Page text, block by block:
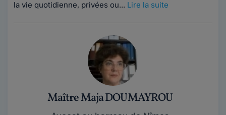
la vie quotidienne, privées ou... Lire la suite
Maître Maja DOUMAYROU